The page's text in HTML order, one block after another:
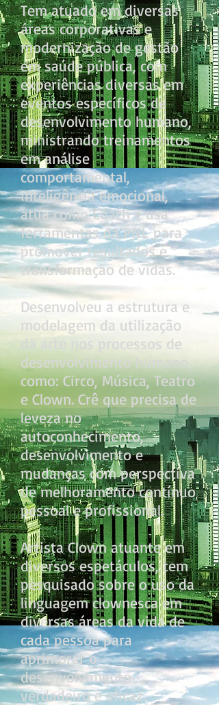
Tem atuado em diversas
áreas corporativas e
modernização de gestão
em saúde pública, com
experiências diversas em
eventos específicos de
desenvolvimento humano,
ministrando treinamentos
em análise
comportamental,
inteligência emocional,
atua como Coach e usa
ferramentas da PNL para
promover resultados e
transformação de vidas.
Desenvolveu a estrutura e
modelagem da utilização
da arte nos processos de
desenvolvimento humano,
como: Circo, Música, Teatro
e Clown. Crê que precisa de
leveza no
autoconhecimento,
desenvolvimento e
mudanças com perspectiva
de melhoramento contínuo
pessoal e profissional.
Artista Clown atuante em
diversos espetáculos, tem
pesquisado sobre o uso da
linguagem clownesca em
diversas áreas da vida de
cada pessoa para
aprimorar o
desenvolvimento
verdadeiro e eficaz.